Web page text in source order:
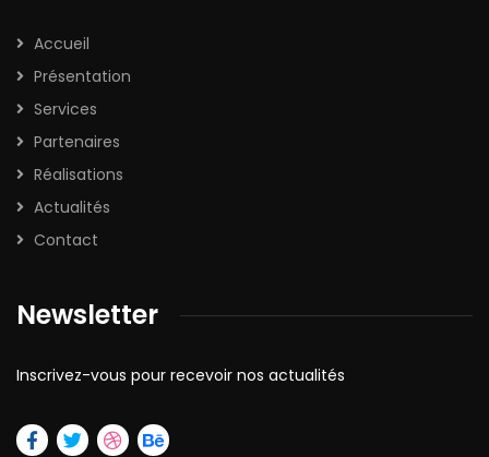
Accueil
Présentation
Services
Partenaires
Réalisations
Actualités
Contact
Newsletter
Inscrivez-vous pour recevoir nos actualités